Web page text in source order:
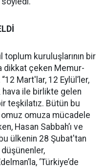
kuruluşlarının bir
dikkat çeken Memur-
Mart'lar, 12 Eylül’ler,
hava ile birlikte gelen
teşkilatız. Bütün bu
omuz omuza mücadele
Hasan Sabbah’ı ve
ülkenin 28 Şubat'tan
düşünenler,
‘Türkiye’de